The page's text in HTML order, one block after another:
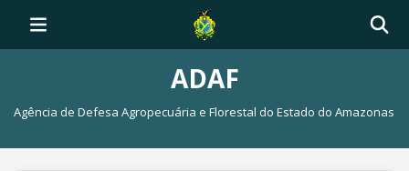
ADAF
Agência de Defesa Agropecuária e Florestal do Estado do Amazonas